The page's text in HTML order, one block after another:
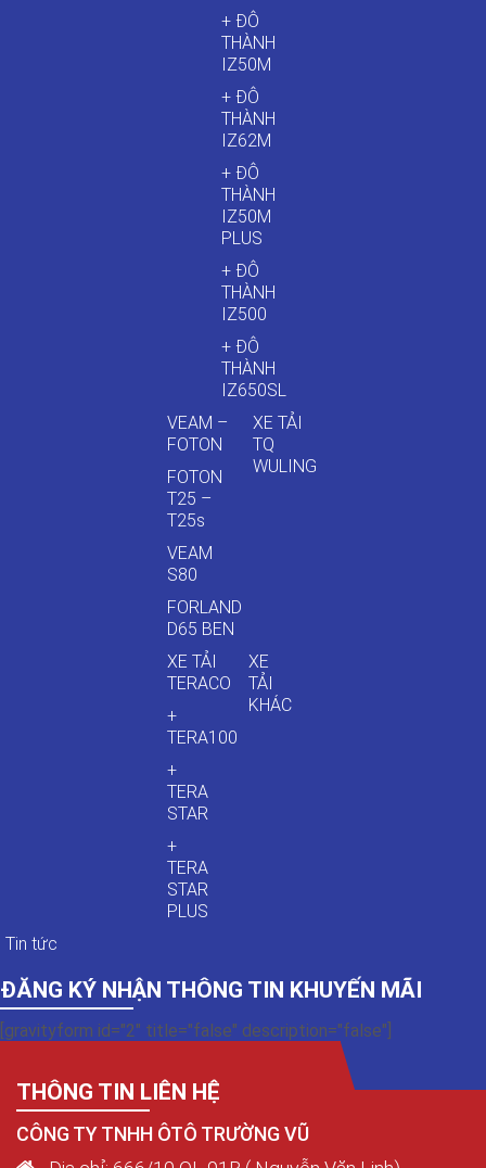
+ ĐÔ
THÀNH
IZ50M
+ ĐÔ
THÀNH
IZ62M
+ ĐÔ
THÀNH
IZ50M
PLUS
+ ĐÔ
THÀNH
IZ500
+ ĐÔ
THÀNH
IZ650SL
VEAM –
FOTON
FOTON
T25 –
T25s
VEAM
S80
FORLAND
D65 BEN
XE TẢI
TQ
WULING
XE TẢI
TERACO
+
TERA100
+
TERA
STAR
+
TERA
STAR
PLUS
XE
TẢI
KHÁC
Tin tức
ĐĂNG KÝ NHẬN THÔNG TIN KHUYẾN MÃI
[gravityform id="2" title="false" description="false"]
THÔNG TIN LIÊN HỆ
CÔNG TY TNHH ÔTÔ TRƯỜNG VŨ